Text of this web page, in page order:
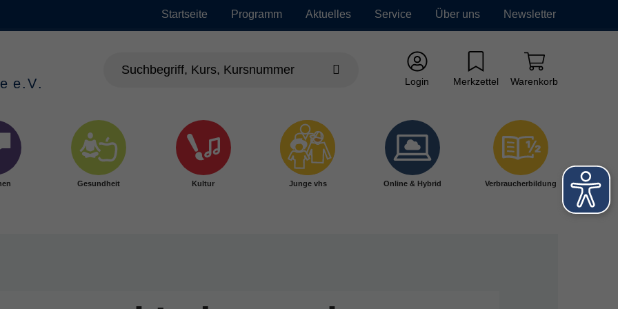
Startseite Programm Aktuelles Service Über uns Newsletter
Login Merkzettel Warenkorb
Gesundheit Kultur Junge vhs Online & Hybrid Verbraucherbildung